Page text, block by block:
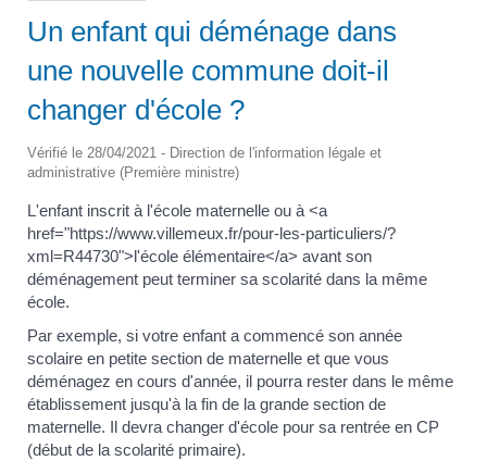
Un enfant qui déménage dans
une nouvelle commune doit-il
changer d'école ?
Vérifié le 28/04/2021 - Direction de l'information légale et
administrative (Première ministre)
L'enfant inscrit à l'école maternelle ou à <a
href="https://www.villemeux.fr/pour-les-particuliers/?
xml=R44730">l'école élémentaire</a> avant son
déménagement peut terminer sa scolarité dans la même
école.
Par exemple, si votre enfant a commencé son année
scolaire en petite section de maternelle et que vous
déménagez en cours d'année, il pourra rester dans le même
établissement jusqu'à la fin de la grande section de
maternelle. Il devra changer d'école pour sa rentrée en CP
(début de la scolarité primaire).